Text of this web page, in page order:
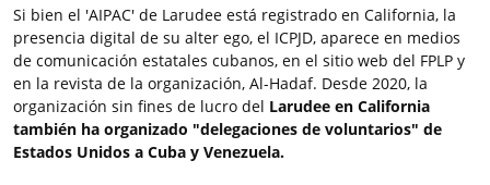
Si bien el 'AIPAC' de Larudee está registrado en California, la
presencia digital de su alter ego, el ICPJD, aparece en medios
de comunicación estatales cubanos, en el sitio web del FPLP y
en la revista de la organización, Al-Hadaf. Desde 2020, la
organización sin fines de lucro del Larudee en California
también ha organizado "delegaciones de voluntarios" de
Estados Unidos a Cuba y Venezuela.